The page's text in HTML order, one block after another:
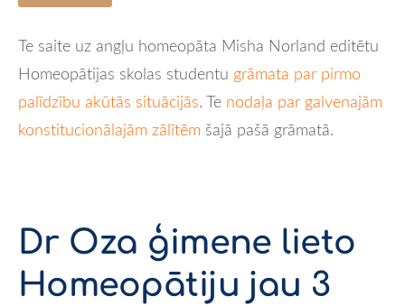
Te saite uz angļu homeopāta Misha Norland editētu
Homeopātijas skolas studentu grāmata par pirmo
palīdzību akūtās situācijās. Te nodaļa par galvenajām
konstitucionālajām zālītēm šajā pašā grāmatā.
Dr Oza ģimene lieto
Homeopātiju jau 3